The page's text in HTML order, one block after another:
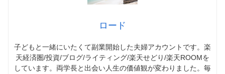
ロード
子どもと一緒にいたくて副業開始した夫婦アカウントです。楽
天経済圏/投資/ブログ/ライティング/楽天せどり/楽天ROOMを
しています。両学長と出会い人生の価値観が変わりました。毎